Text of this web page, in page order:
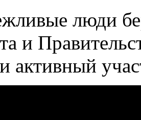
люди
и
активный